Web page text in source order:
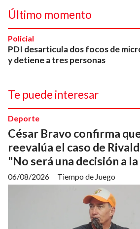
Último momento
PDI desarticula dos focos de
y detiene a tres personas
Policial
Te puede interesar
César Bravo confirma
reevalúa el caso de
"No será una decisión a
Tiempo de Juego
Deporte
06/08/2026